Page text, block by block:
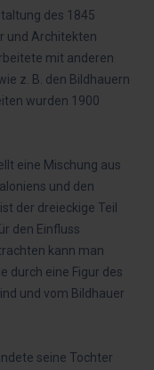
des 1845
und Architekten
mit anderen
z. B. den Bildhauern
wurden 1900
eine Mischung aus
und den
der dreieckige Teil
den Einfluss
kann man
durch eine Figur des
und vom Bildhauer
seine Tochter